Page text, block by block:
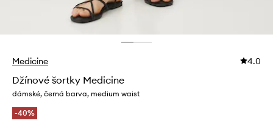
Medicine 4.0
Džínové šortky Medicine
dámské, černá barva, medium waist
-40%